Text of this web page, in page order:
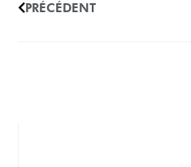
PRÉCÉDENT